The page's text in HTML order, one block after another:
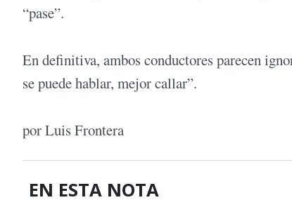
“pase”.
En definitiva, ambos conductores parecen
se puede hablar, mejor callar”.
por Luis Frontera
EN ESTA NOTA